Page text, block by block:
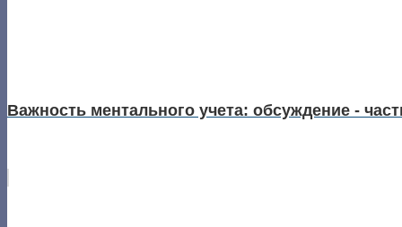
Важность ментального учета: обсуждение -